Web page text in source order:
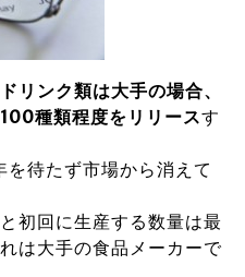
ドリンク類は大手の場合、
種類程度をリリースす
待たず市場から消えて
初回に生産する数量は最
は大手の食品メーカーで